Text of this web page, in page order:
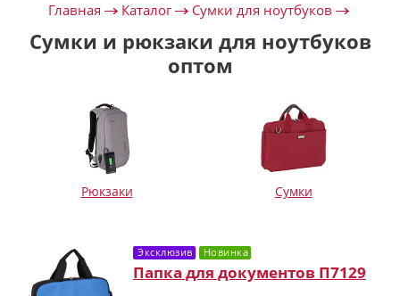
Главная Каталог Сумки для ноутбуков
Сумки и рюкзаки для ноутбуков
оптом
Рюкзаки Сумки
Эксклюзив Новинка
Папка для документов П7129